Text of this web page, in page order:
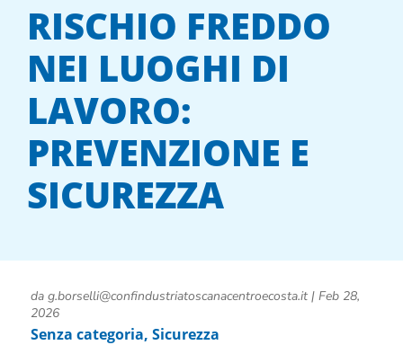
RISCHIO FREDDO
NEI LUOGHI DI
LAVORO:
PREVENZIONE E
SICUREZZA
da g.borselli@confindustriatoscanacentroecosta.it| Feb 28,
2026
Senza categoria, Sicurezza